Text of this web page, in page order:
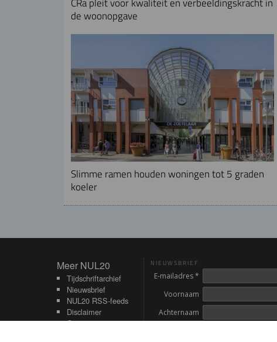
de woonopgave
Slimme ramen houden woningen tot 5 graden
koeler
Meer NUL20
Meer NUL20
Tijdschriftarchief
Nieuwsbrief
NUL20 RSS-feeds
Disclaimer
Contact
NIEUWSBRIEF
E-mailadres *
Voornaam
Achternaam